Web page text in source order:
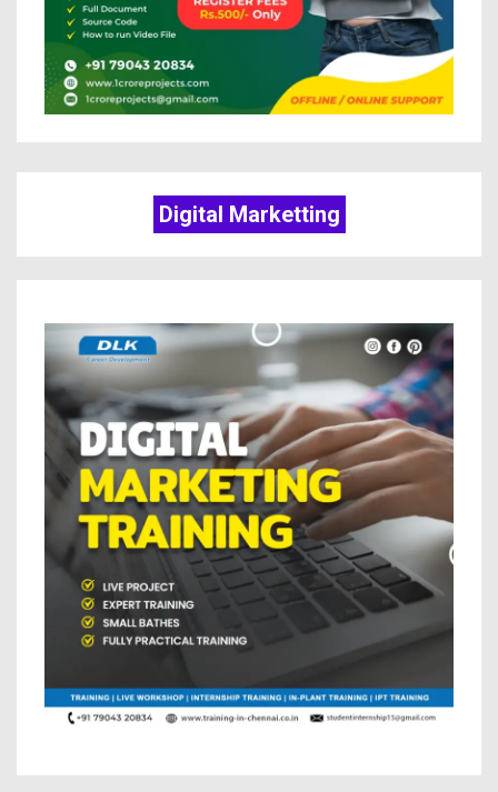
Digital Marketting